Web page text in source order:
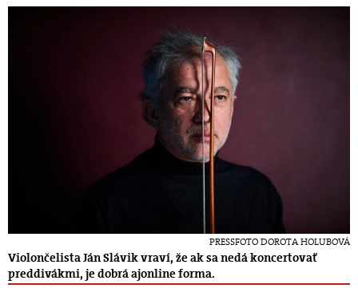
PRESSFOTO DOROTA HOLUBOVÁ
Violončelista Ján Slávik vraví, že ak sa nedá koncertovať
preddivákmi, je dobrá ajonline forma.